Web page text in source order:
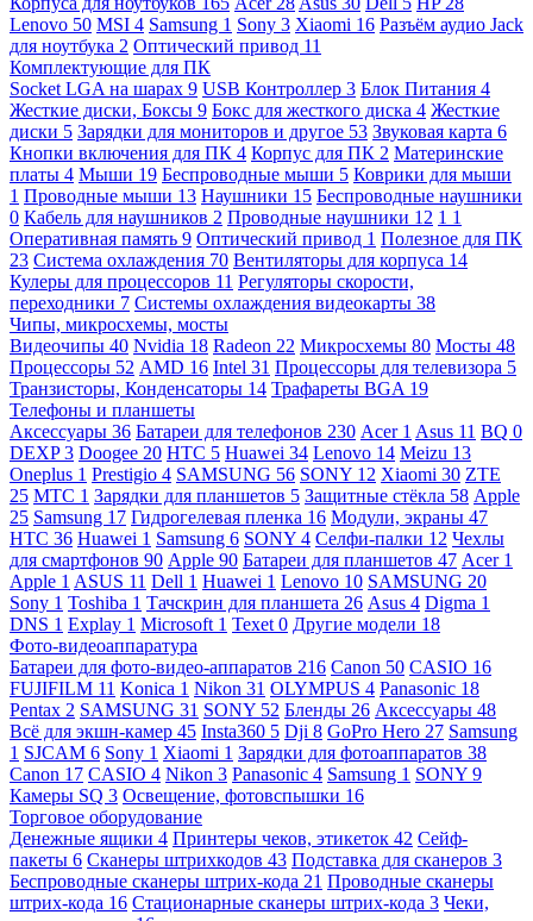
Lenovo 50 MSI 4 Samsung 1 Sony 3 Xiaomi 16 Разъём аудио Jack
для ноутбука 2 Оптический привод 11
Комплектующие для ПК
Socket LGA на шарах 9 USB Контроллер 3 Блок Питания 4
Жесткие диски, Боксы 9 Бокс для жесткого диска 4 Жесткие
диски 5 Зарядки для мониторов и другое 53 Звуковая карта 6
Кнопки включения для ПК 4 Корпус для ПК 2 Материнские
платы 4 Мыши 19 Беспроводные мыши 5 Коврики для мыши
1 Проводные мыши 13 Наушники 15 Беспроводные наушники
0 Кабель для наушников 2 Проводные наушники 12 1 1
Оперативная память 9 Оптический привод 1 Полезное для ПК
23 Система охлаждения 70 Вентиляторы для корпуса 14
Кулеры для процессоров 11 Регуляторы скорости,
переходники 7 Системы охлаждения видеокарты 38
Чипы, микросхемы, мосты
Видеочипы 40 Nvidia 18 Radeon 22 Микросхемы 80 Мосты 48
Процессоры 52 AMD 16 Intel 31 Процессоры для телевизора 5
Транзисторы, Конденсаторы 14 Трафареты BGA 19
Телефоны и планшеты
Аксессуары 36 Батареи для телефонов 230 Acer 1 Asus 11 BQ 0
DEXP3 Doogee 20 HTC 5 Huawei 34 Lenovo 14 Meizu 13
Oneplus 1 Prestigio 4 SAMSUNG 56 SONY 12 Xiaomi 30 ZTE
25 МТС 1 Зарядки для планшетов 5 Защитные стёкла 58 Apple
25 Samsung 17 Гидрогелевая пленка 16 Модули, экраны 47
HTC 36 Huawei 1 Samsung 6 SONY 4 Селфи-палки 12 Чехлы
для смартфонов 90 Apple 90 Батареи для планшетов 47 Acer 1
Apple 1 ASUS 11 Dell 1 Huawei 1 Lenovo 10 SAMSUNG 20
Sony 1 Toshiba 1 Тачскрин для планшета 26 Asus 4 Digma 1
DNS 1 Explay 1 Microsoft 1 Texet 0 Другие модели 18
Фото-видеоаппаратура
Батареи для фото-видео-аппаратов 216 Canon 50 CASIO 16
FUJIFILM 11 Konica 1 Nikon 31 OLYMPUS 4 Panasonic 18
Pentax 2 SAMSUNG 31 SONY 52 Бленды 26 Аксессуары 48
Всё для экшн-камер 45 Insta360 5 Dji 8 GoPro Hero 27 Samsung
1 SJCAM 6 Sony 1 Xiaomi 1 Зарядки для фотоаппаратов 38
Canon 17 CASIO 4 Nikon 3 Panasonic 4 Samsung 1 SONY 9
Камеры SQ 3 Освещение, фотовспышки 16
Торговое оборудование
Денежные ящики 4 Принтеры чеков, этикеток 42 Сейф-
пакеты 6 Сканеры штрихкодов 43 Подставка для сканеров 3
Беспроводные сканеры штрих-кода 21 Проводные сканеры
штрих-кода 16 Стационарные сканеры штрих-кода 3 Чеки,